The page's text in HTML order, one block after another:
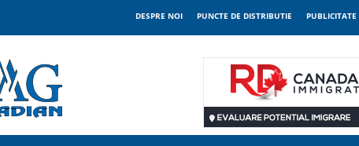
DESPRE NOI PUNCTE DE DISTRIBUTIE PUBLICITATE